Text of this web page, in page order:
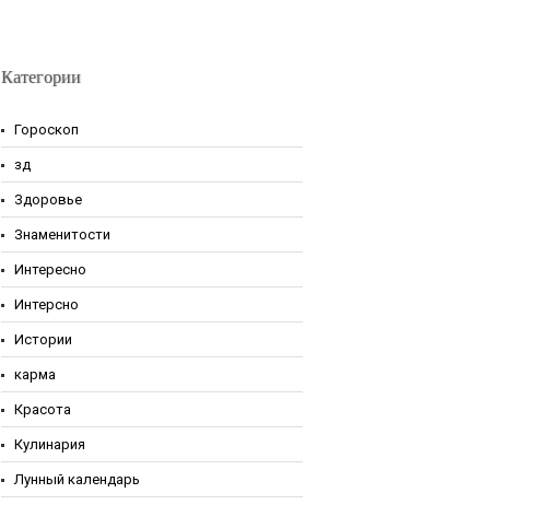
Категории
Гороскоп
зд
Здоровье
Знаменитости
Интересно
Интерсно
Истории
карма
Красота
Кулинария
Лунный календарь